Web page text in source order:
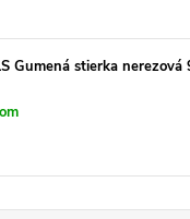
Gumená stierka